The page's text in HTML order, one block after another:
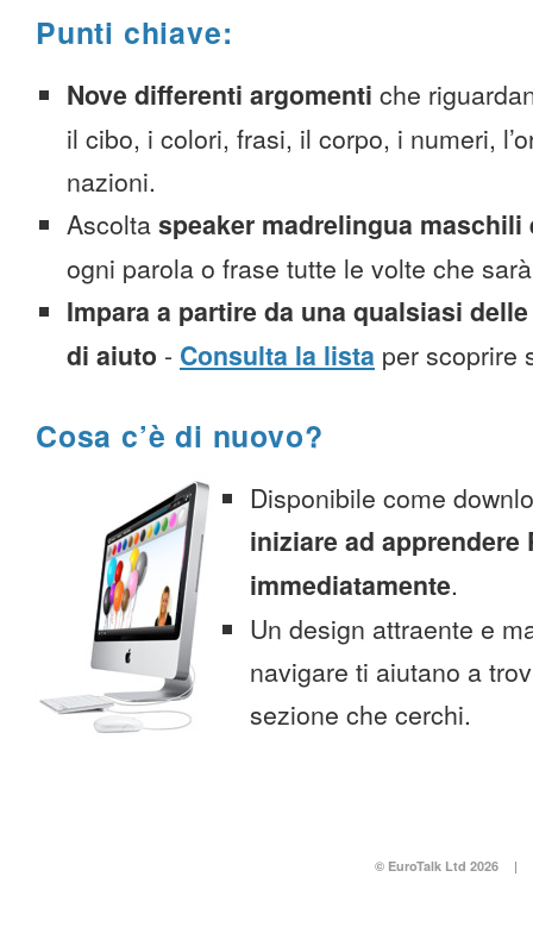
Punti chiave:
Nove differenti argomenti che
il cibo, i colori, frasi, il corpo, i numeri,
nazioni.
Ascolta speaker madrelingua maschili
ogni parola o frase tutte le volte che
Impara a partire da una qualsiasi
di aiuto - Consulta la lista per scoprire
Cosa c’è di nuovo?
Disponibile come
iniziare ad apprendere
immediatamente.
Un design attraente e
navigare ti aiutano a
sezione che cerchi.
© EuroTalk Ltd 2026 |